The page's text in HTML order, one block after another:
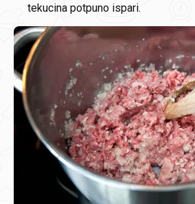
tekucina potpuno ispari.